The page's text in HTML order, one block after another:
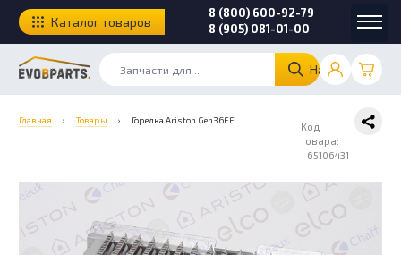
Найти
8 (800) 600-92-79
8 (905) 081-01-00
Каталог товаров
Главная › Товары › Горелка Ariston Gen36FF
Код
товара:
65106431